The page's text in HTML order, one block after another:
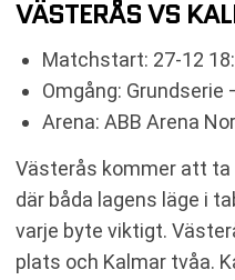
VÄSTERÅS VS
Matchstart: 27-12
Omgång: Grundserie
Arena: ABB Arena
Västerås kommer att ta
där båda lagens läge i
varje byte viktigt.
plats och Kalmar tvåa.